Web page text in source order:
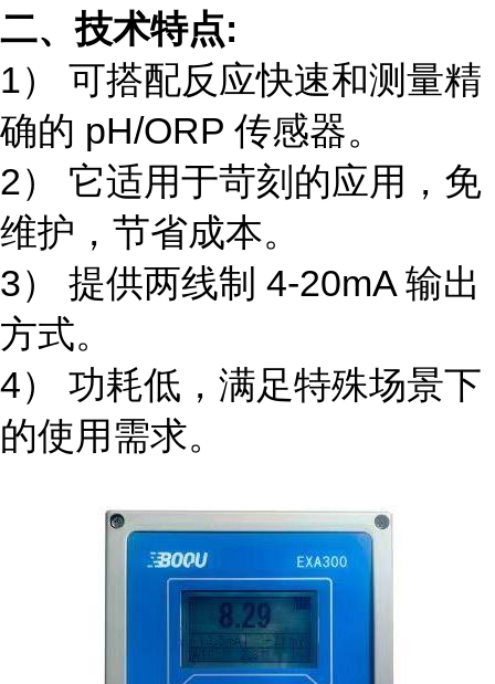
二、技术特点:
1） 可搭配反应快速和测量精
确的 pH/ORP 传感器。
2） 它适用于苛刻的应用，免
维护，节省成本。
3） 提供两线制 4-20mA 输出
方式。
4） 功耗低，满足特殊场景下
的使用需求。